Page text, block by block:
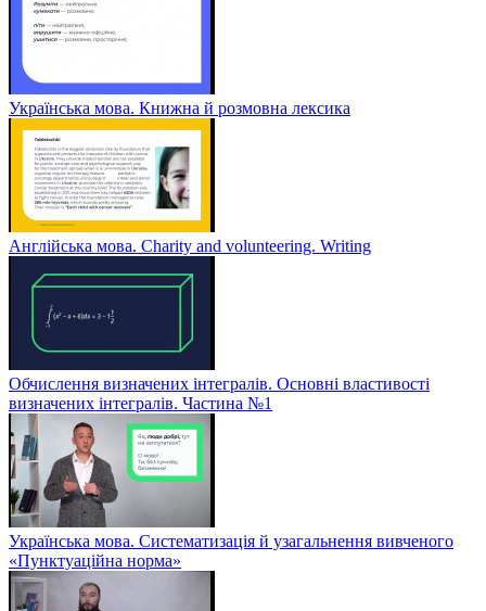
Українська мова. Книжна й розмовна лексика
Англійська мова. Charity and volunteering. Writing
Обчислення визначених інтегралів. Основні властивості
визначених інтегралів. Частина №1
Українська мова. Систематизація й узагальнення вивченого
«Пунктуаційна норма»